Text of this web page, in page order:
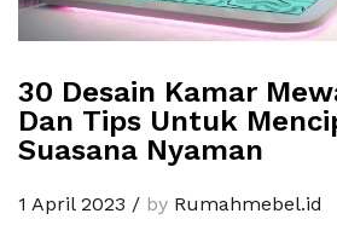
30 Desain Kamar
Dan Tips Untuk
Suasana Nyaman
1 April 2023 / by Rumahmebel.id